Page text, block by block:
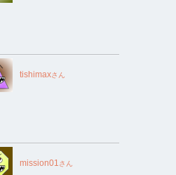
tishimaxさん
mission01さん